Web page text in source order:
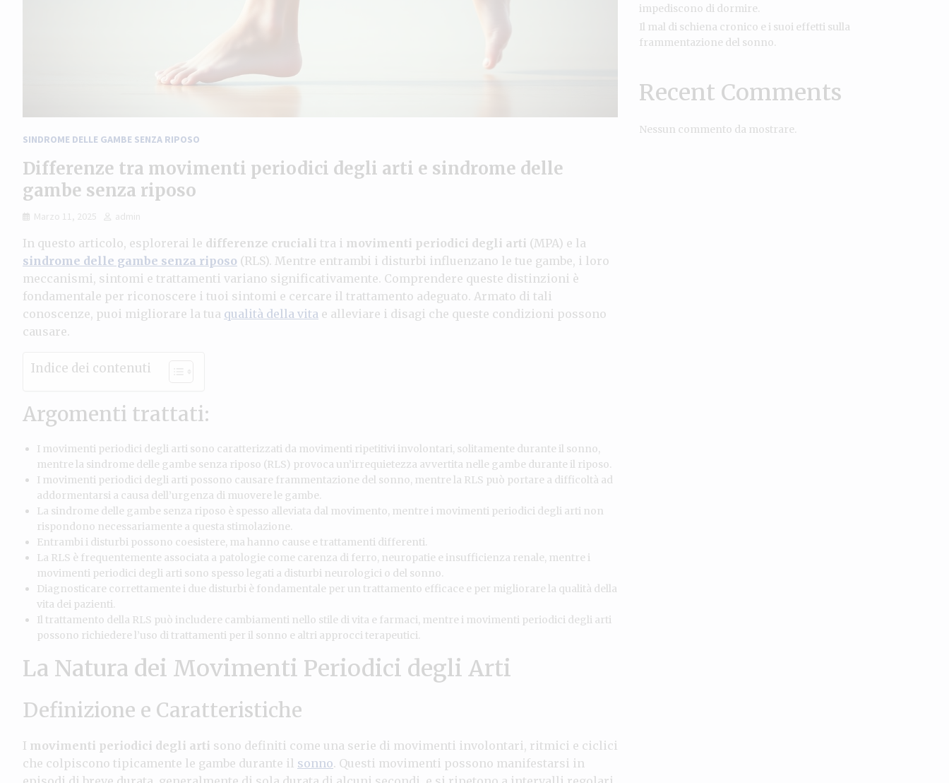
SINDROME DELLE GAMBE SENZA RIPOSO
Differenze tra movimenti periodici degli arti e sindrome delle
gambe senza riposo
Marzo 11, 2025 admin
In questo articolo, esplorerai le differenze cruciali tra i movimenti periodici degli arti (MPA) e la
sindrome delle gambe senza riposo (RLS). Mentre entrambi i disturbi influenzano le tue gambe, i loro
meccanismi, sintomi e trattamenti variano significativamente. Comprendere queste distinzioni è
fondamentale per riconoscere i tuoi sintomi e cercare il trattamento adeguato. Armato di tali
conoscenze, puoi migliorare la tua qualità della vita e alleviare i disagi che queste condizioni possono
causare.
Indice dei contenuti
Argomenti trattati:
I movimenti periodici degli arti sono caratterizzati da movimenti ripetitivi involontari, solitamente durante il sonno,
mentre la sindrome delle gambe senza riposo (RLS) provoca un’irrequietezza avvertita nelle gambe durante il riposo.
I movimenti periodici degli arti possono causare frammentazione del sonno, mentre la RLS può portare a difficoltà ad
addormentarsi a causa dell’urgenza di muovere le gambe.
La sindrome delle gambe senza riposo è spesso alleviata dal movimento, mentre i movimenti periodici degli arti non
rispondono necessariamente a questa stimolazione.
Entrambi i disturbi possono coesistere, ma hanno cause e trattamenti differenti.
La RLS è frequentemente associata a patologie come carenza di ferro, neuropatie e insufficienza renale, mentre i
movimenti periodici degli arti sono spesso legati a disturbi neurologici o del sonno.
Diagnosticare correttamente i due disturbi è fondamentale per un trattamento efficace e per migliorare la qualità della
vita dei pazienti.
Il trattamento della RLS può includere cambiamenti nello stile di vita e farmaci, mentre i movimenti periodici degli arti
possono richiedere l’uso di trattamenti per il sonno e altri approcci terapeutici.
La Natura dei Movimenti Periodici degli Arti
Definizione e Caratteristiche
I movimenti periodici degli arti sono definiti come una serie di movimenti involontari, ritmici e ciclici
che colpiscono tipicamente le gambe durante il sonno. Questi movimenti possono manifestarsi in
impediscono di dormire.
Il mal di schiena cronico e i suoi effetti sulla
frammentazione del sonno.
Recent Comments
Nessun commento da mostrare.